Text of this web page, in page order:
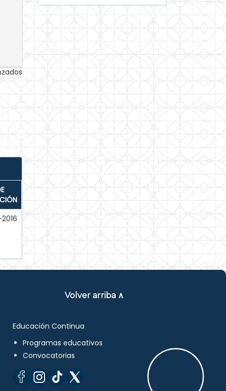
Volver arriba ∧
Educación Continua
Programas educativos
Convocatorias